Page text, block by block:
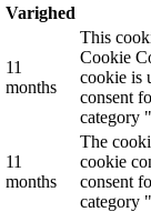
Varighed
11
months
This
Cookie
cookie is
consent
category
11
months
The
cookie
consent
category